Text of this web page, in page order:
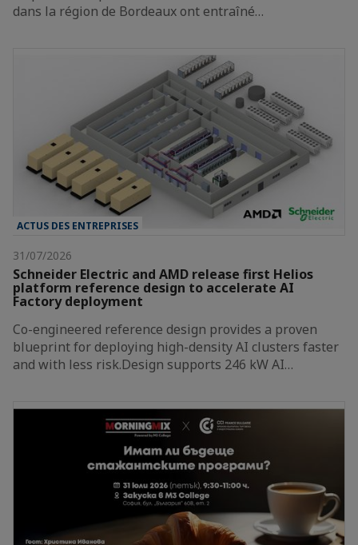
dans la région de Bordeaux ont entraîné…
ACTUS DES ENTREPRISES
31/07/2026
Schneider Electric and AMD release first Helios
platform reference design to accelerate AI
Factory deployment
Co-engineered reference design provides a proven
blueprint for deploying high-density AI clusters faster
and with less risk.Design supports 246 kW AI…